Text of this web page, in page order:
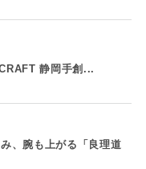
静岡手創...
、腕も上がる「良理道